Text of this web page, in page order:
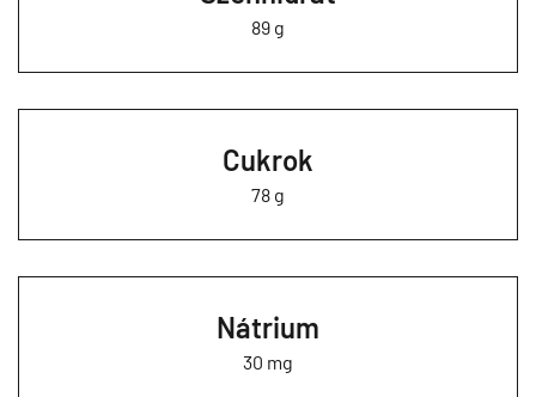
89 g
Cukrok
78 g
Nátrium
30 mg